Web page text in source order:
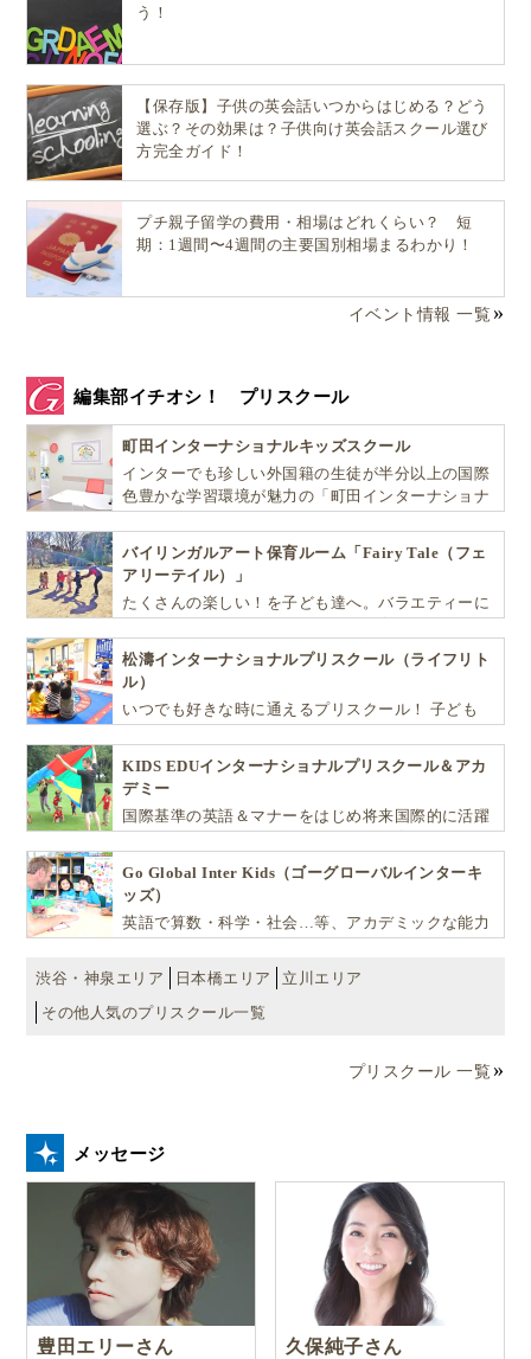
う！
【保存版】子供の英会話いつからはじめる？どう
選ぶ？その効果は？子供向け英会話スクール選び
方完全ガイド！
プチ親子留学の費用・相場はどれくらい？ 短
期：1週間〜4週間の主要国別相場まるわかり！
イベント情報 一覧
編集部イチオシ！ プリスクール
町田インターナショナルキッズスクール
インターでも珍しい外国籍の生徒が半分以上の国際
色豊かな学習環境が魅力の「町田インターナショナ
バイリンガルアート保育ルーム「Fairy Tale（フェ
アリーテイル）」
たくさんの楽しい！を子ども達へ。バラエティーに
『生きる力』を育てます。
松濤インターナショナルプリスクール（ライフリト
ル）
いつでも好きな時に通えるプリスクール！ 子ども
自ら進んで学ぶこと、考える力を育みます
KIDS EDUインターナショナルプリスクール＆アカ
デミー
国際基準の英語＆マナーをはじめ将来国際的に活躍
EDU（キッズ・エデュ）」は幼児から小学生まで一
貫して学べる充実のカリキュラムが魅力です
Go Global Inter Kids（ゴーグローバルインターキ
ッズ）
英語で算数・科学・社会…等、アカデミックな能力
を育む少人数制のプリスクールです。
渋谷・神泉エリア 日本橋エリア
立川エリア
その他人気のプリスクール一覧
プリスクール 一覧
メッセージ
豊田エリーさん 久保純子さん